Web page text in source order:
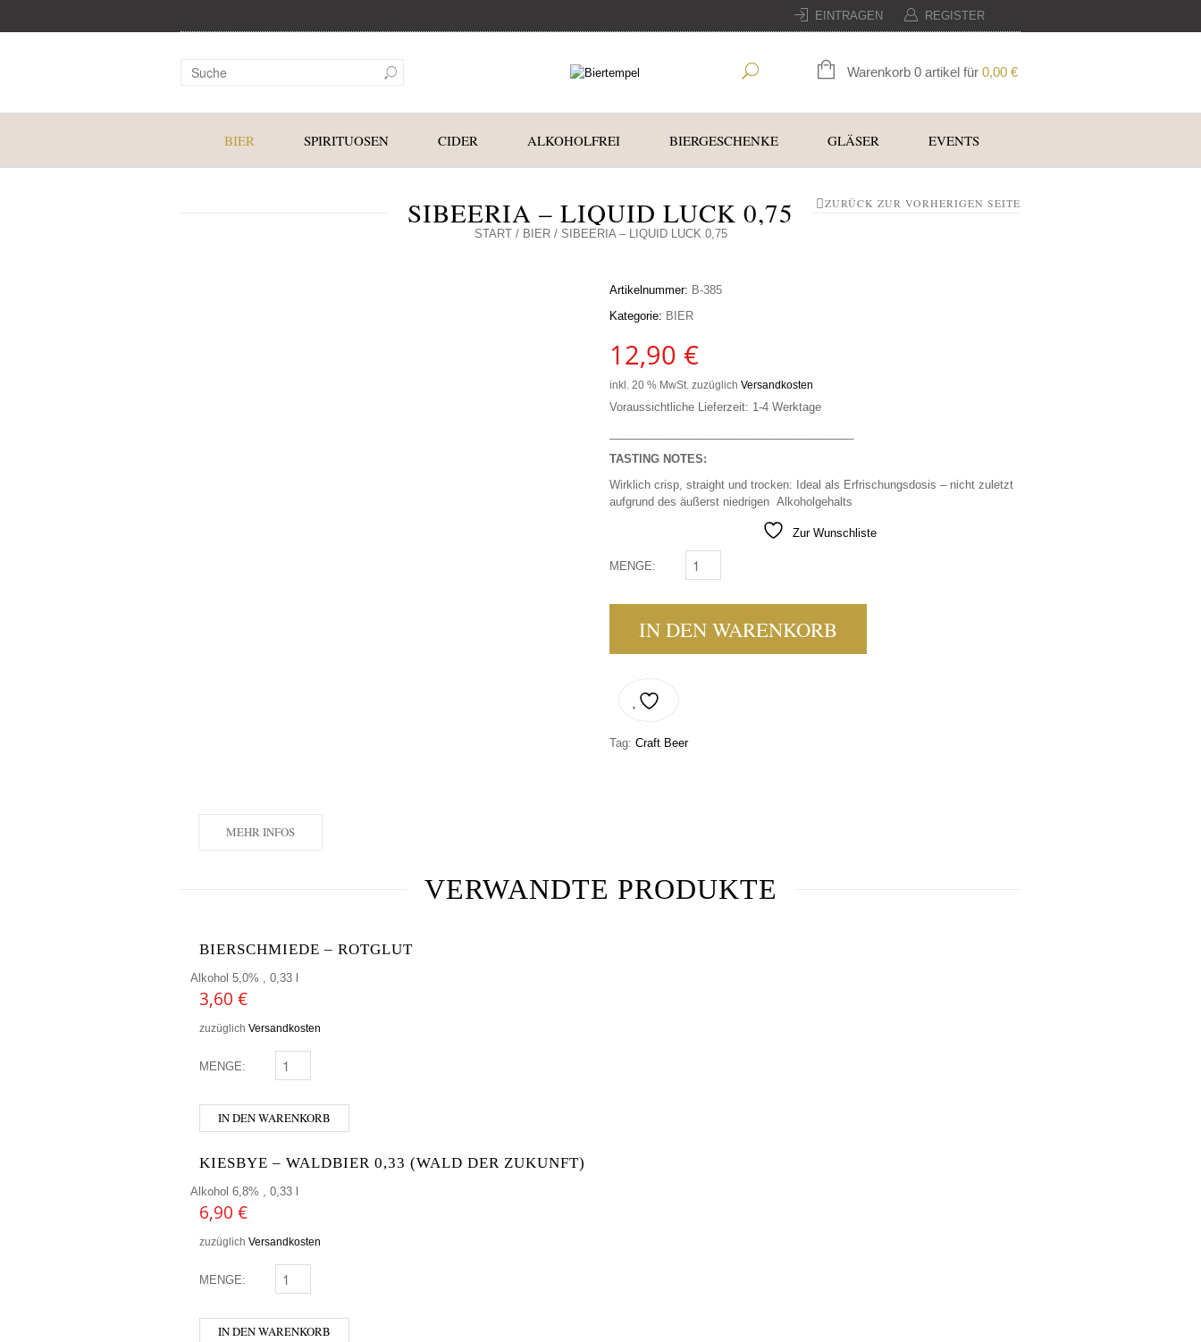
EINTRAGEN REGISTER
Warenkorb 0 artikel für 0,00 €
BIER SPIRITUOSEN CIDER ALKOHOLFREI BIERGESCHENKE GLÄSER EVENTS
SIBEERIA – LIQUID LUCK 0,75
START/ BIER/ SIBEERIA – LIQUID LUCK 0,75
ZURÜCK ZUR VORHERIGEN SEITE
Artikelnummer: B-385
Kategorie: BIER
12,90 €
inkl. 20 % MwSt. zuzüglich Versandkosten
Voraussichtliche Lieferzeit: 1-4 Werktage
TASTING NOTES:
Wirklich crisp, straight und trocken: Ideal als Erfrischungsdosis – nicht zuletzt
aufgrund des äußerst niedrigen Alkoholgehalts
Zur Wunschliste
MENGE: SIBEERIA - LIQUID LUCK 0,75 MENGE
IN DEN WARENKORB
Tag: Craft Beer
MEHR INFOS
VERWANDTE PRODUKTE
BIERSCHMIEDE – ROTGLUT
Alkohol 5,0% , 0,33 l
3,60 €
zuzüglich Versandkosten
MENGE: BIERSCHMIEDE - ROTGLUT MENGE
IN DEN WARENKORB
KIESBYE – WALDBIER 0,33 (WALD DER ZUKUNFT)
Alkohol 6,8% , 0,33 l
6,90 €
zuzüglich Versandkosten
MENGE: KIESBYE - WALDBIER 0,33 (WALD DER ZUKUNFT) MENGE
IN DEN WARENKORB